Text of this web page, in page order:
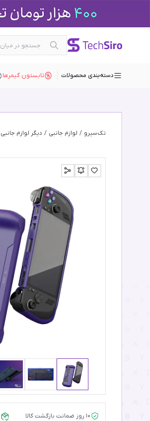
دسته‌بندی محصولات تابستون گیمرها
تک‌سیرو / لوازم جانبی / دیگر لوازم جانبی
۱۰ روز ضمانت بازگشت کالا